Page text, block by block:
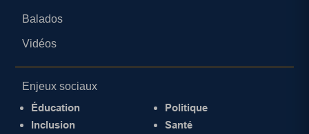
Balados
Vidéos
Enjeux sociaux
Éducation
Inclusion
Politique
Santé